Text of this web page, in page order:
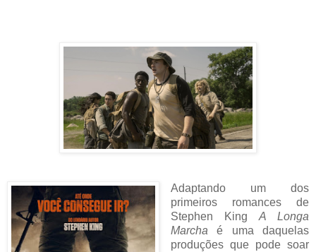
Adaptando um dos
primeiros romances de
Stephen KingA Longa
Marchaé uma daquelas
produções que pode soar